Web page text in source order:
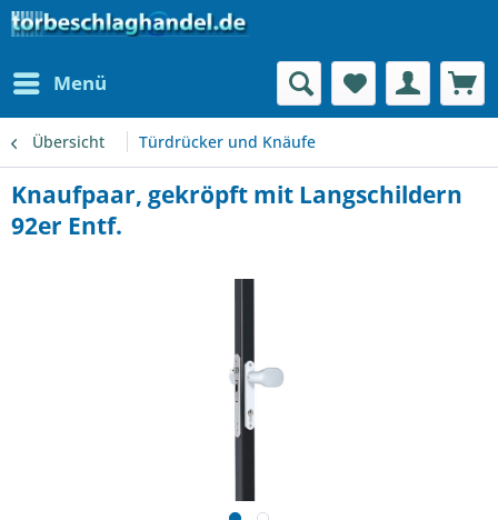
Menü
Übersicht Türdrücker und Knäufe
Knaufpaar, gekröpft mit Langschildern
92er Entf.